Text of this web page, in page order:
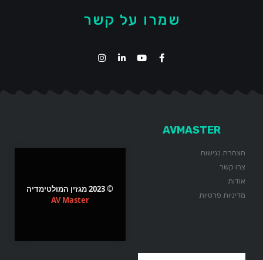
שמרו על קשר
AVMASTER
הצהרת נגישות
צרו קשר
אודות
מדיניות פרטיות
© 2023 מגזין המולטימדיה
AV Master